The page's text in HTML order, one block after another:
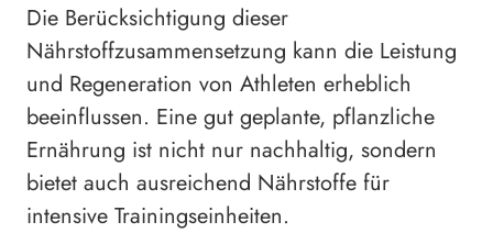
Die Berücksichtigung dieser
Nährstoffzusammensetzung kann die Leistung
und Regeneration von Athleten erheblich
beeinflussen. Eine gut geplante, pflanzliche
Ernährung ist nicht nur nachhaltig, sondern
bietet auch ausreichend Nährstoffe für
intensive Trainingseinheiten.